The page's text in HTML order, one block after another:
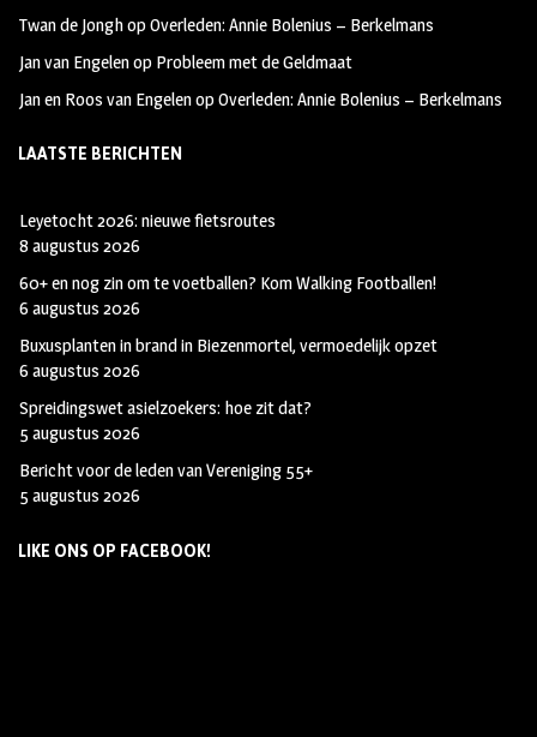
Twan de JonghopOverleden: Annie Bolenius – Berkelmans
Jan van Engelenop Probleem met de Geldmaat
Jan en Roos van EngelenopOverleden: Annie Bolenius – Berkelmans
LAATSTE BERICHTEN
Leyetocht 2026: nieuwe fietsroutes
8 augustus 2026
60+ en nog zin om te voetballen? Kom Walking Footballen!
6 augustus 2026
Buxusplanten in brand in Biezenmortel, vermoedelijk opzet
6 augustus 2026
Spreidingswet asielzoekers: hoe zit dat?
5 augustus 2026
Bericht voor de leden van Vereniging 55+
5 augustus 2026
LIKE ONS OP FACEBOOK!